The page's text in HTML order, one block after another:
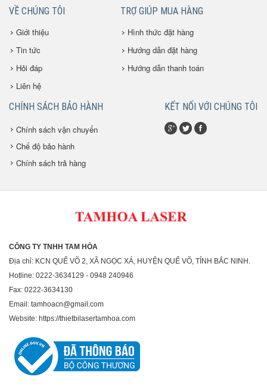
VỀ CHÚNG TÔI
Giới thiệu
Tin tức
Hỏi đáp
Liên hệ
TRỢ GIÚP MUA HÀNG
Hình thức đặt hàng
Hướng dẫn đặt hàng
Hướng dẫn thanh toán
CHÍNH SÁCH BẢO HÀNH
Chính sách vận chuyển
Chế độ bảo hành
Chính sách trả hàng
KẾT NỐI VỚI CHÚNG TÔI
CÔNG TY TNHH TAM HÒA
Địa chỉ: KCN QUẾ VÕ 2, XÃ NGỌC XÁ, HUYỆN QUẾ VÕ, TỈNH BẮC NINH.
Hotline: 0222-3634129 - 0948 240946
Fax: 0222-3634130
Email: tamhoacn@gmail.com
Website: https://thietbilasertamhoa.com